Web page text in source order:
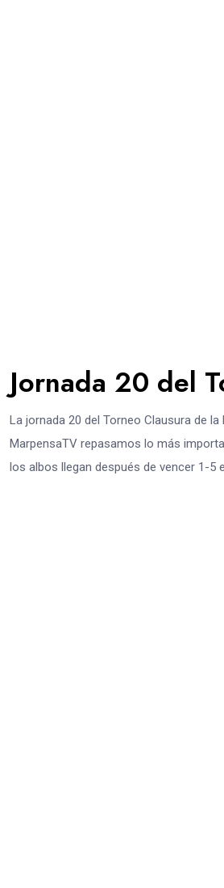
Jornada 20 del
La jornada 20 del Torneo Clausura de
MarpensaTV repasamos lo más
los albos llegan después de vencer 1-5